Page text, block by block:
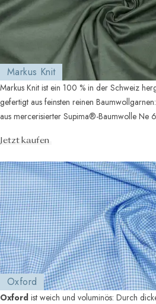
Markus Knit
Markus Knit ist ein 100 % in der Schweiz hergestellter Wirkstoff,
gefertigt aus feinsten reinen
aus mercerisierter Supima®-Baumwolle Ne
Jetzt kaufen
Oxford
Oxford